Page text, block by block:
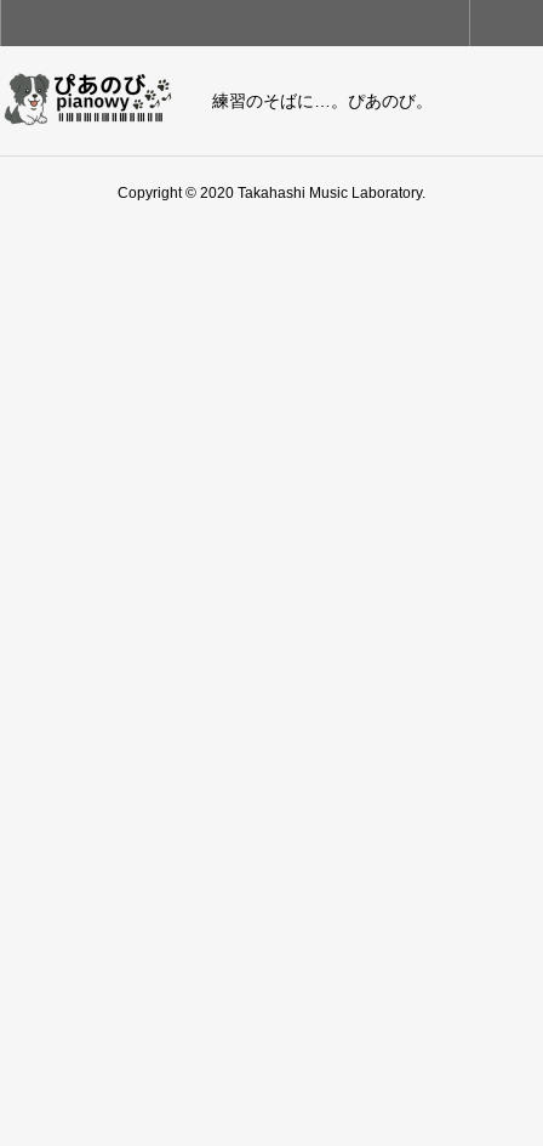
練習のそばに…。ぴあのび。
Copyright © 2020 Takahashi Music Laboratory.